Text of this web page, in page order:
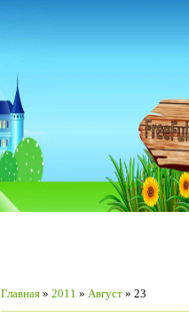
Главная » 2011 » Август » 23